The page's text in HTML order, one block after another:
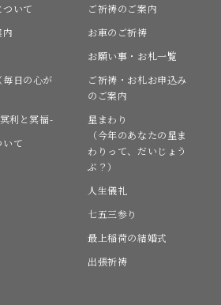
いて
日の心が
利と冥福-
いて
ご祈祷のご案内
お車のご祈祷
お願い事・お札一覧
ご祈祷・お札お申込み
のご案内
星まわり
（今年のあなたの星ま
わりって、だいじょう
ぶ？）
人生儀礼
七五三参り
最上稲荷の結婚式
出張祈祷